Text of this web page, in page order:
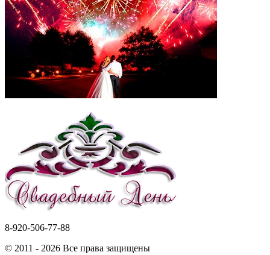
8-920-506-77-88
© 2011 - 2026 Все права защищены